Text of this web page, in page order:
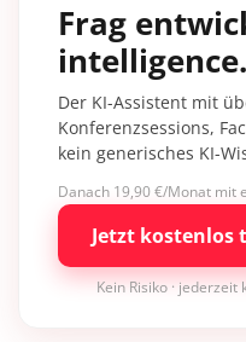
Frag
intelligence.
Der KI-Assistent mit
Konferenzsessions,
kein generisches KI-
Danach 19,90 €/Monat mit
Jetzt kostenlos
Kein Risiko · jederzeit